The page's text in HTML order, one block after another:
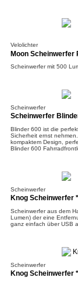
Velolichter
Moon Scheinwerfer
Scheinwerfer mit 500
Scheinwerfer
Scheinwerfer
Blinder 600 ist die
Sicherheit ernst
kompaktem Design,
Blinder 600
Scheinwerfer
Knog Scheinwerfer
Scheinwerfer aus dem
Lumen) der eine
ganz einfach über USB
Scheinwerfer
Knog Scheinwerfer